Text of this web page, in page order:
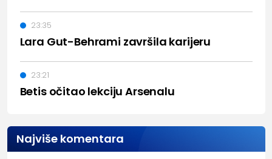
Lara Gut-Behrami završila karijeru
23:35
Betis očitao lekciju Arsenalu
23:21
Najviše komentara